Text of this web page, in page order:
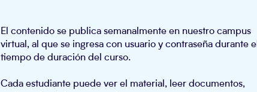
El contenido se publica semanalmente en nuestro campus
virtual, al que se ingresa con usuario y contraseña durante el
tiempo de duración del curso.
Cada estudiante puede ver el material, leer documentos,